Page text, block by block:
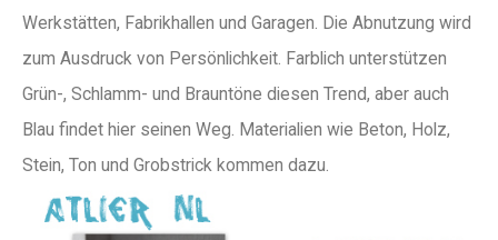
Werkstätten, Fabrikhallen und Garagen. Die Abnutzung wird
zum Ausdruck von Persönlichkeit. Farblich unterstützen
Grün-, Schlamm- und Brauntöne diesen Trend, aber auch
Blau findet hier seinen Weg. Materialien wie Beton, Holz,
Stein, Ton und Grobstrick kommen dazu.